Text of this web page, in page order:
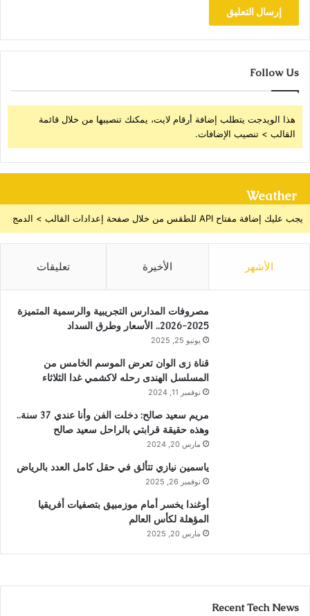
Follow Us
هذا الويدجت يتطلب إضافة أرقام لايت، يمكنك تنصيبها من خلال قائمة
القالب > تنصيب الإضافات.
Weather
يجب عليك إضافة مفتاح API للطقس من خلال صفحة إعدادات القالب > الدمج
الأشهر الأخيرة تعليقات
مصروفات المدارس التجريبية والرسمية المتميزة
2025-2026.. الأسعار وطرق السداد
يونيو 25, 2025
قناة زى الوان تعرض الموسم الخامس من
المسلسل الهندى رحله لاكشمي غدا الثلاثاء
نوفمبر 11, 2024
مريم سعيد صالح: دخلت الفن وأنا عندي 37 سنة..
وهذه حقيقة قرابتي بالراحل سعيد صالح
مارس 20, 2024
ياسمين نيازي تتألق في حقل كامل العدد بالرياض
نوفمبر 26, 2025
أوغندا يخسر أمام موزمبيق بتصفيات أفريقيا
المؤهلة لكأس العالم
مارس 20, 2025
Recent Tech News